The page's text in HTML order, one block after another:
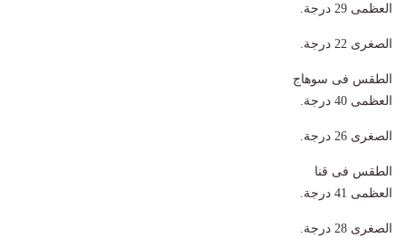
العظمى 29 درجة.
الصغرى 22 درجة.
الطقس فى سوهاج
العظمى 40 درجة.
الصغرى 26 درجة.
الطقس فى قنا
العظمى 41 درجة.
الصغرى 28 درجة.